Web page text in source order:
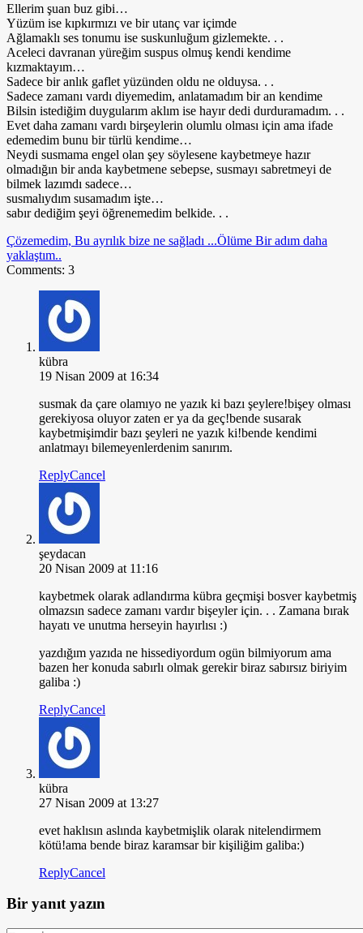
Ellerim şuan buz gibi…
Yüzüm ise kıpkırmızı ve bir utanç var içimde
Ağlamaklı ses tonumu ise suskunluğum gizlemekte. . .
Aceleci davranan yüreğim suspus olmuş kendi kendime
kızmaktayım…
Sadece bir anlık gaflet yüzünden oldu ne olduysa. . .
Sadece zamanı vardı diyemedim, anlatamadım bir an kendime
Bilsin istediğim duygularım aklım ise hayır dedi durduramadım. . .
Evet daha zamanı vardı birşeylerin olumlu olması için ama ifade
edemedim bunu bir türlü kendime…
Neydi susmama engel olan şey söylesene kaybetmeye hazır
olmadığın bir anda kaybetmene sebepse, susmayı sabretmeyi de
bilmek lazımdı sadece…
susmalıydım susamadım işte…
sabır dediğim şeyi öğrenemedim belkide. . .
Çözemedim, Bu ayrılık bize ne sağladı ...Ölüme Bir adım daha
yaklaştım..
Comments: 3
kübra
19 Nisan 2009 at 16:34
susmak da çare olamıyo ne yazık ki bazı şeylere!bişey olması
gerekiyosa oluyor zaten er ya da geç!bende susarak
kaybetmişimdir bazı şeyleri ne yazık ki!bende kendimi
anlatmayı bilemeyenlerdenim sanırım.
ReplyCancel
şeydacan
20 Nisan 2009 at 11:16
kaybetmek olarak adlandırma kübra geçmişi bosver kaybetmiş
olmazsın sadece zamanı vardır bişeyler için. . . Zamana bırak
hayatı ve unutma herseyin hayırlısı :)
yazdığım yazıda ne hissediyordum ogün bilmiyorum ama
bazen her konuda sabırlı olmak gerekir biraz sabırsız biriyim
galiba :)
ReplyCancel
kübra
27 Nisan 2009 at 13:27
evet haklısın aslında kaybetmişlik olarak nitelendirmem
kötü!ama bende biraz karamsar bir kişiliğim galiba:)
ReplyCancel
Bir yanıt yazın